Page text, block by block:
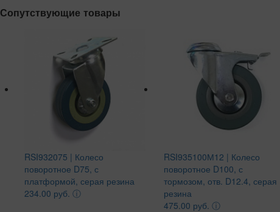
Сопутствующие товары
RSI932075 | Колесо
поворотное D75, с
платформой, серая резина
234.00 руб. ⓘ
RSI935100М12 | Колесо
поворотное D100, с
тормозом, отв. D12.4, серая
резина
475.00 руб.ⓘ